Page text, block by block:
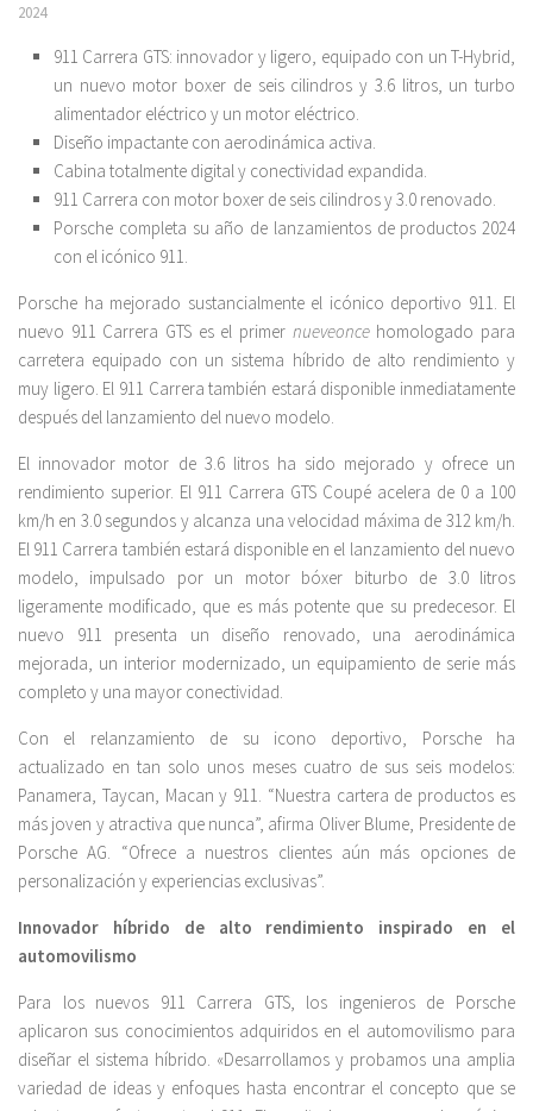
2024
911 Carrera GTS: innovador y ligero, equipado con un T-Hybrid,
un nuevo motor boxer de seis cilindros y 3.6 litros, un turbo
alimentador eléctrico y un motor eléctrico.
Diseño impactante con aerodinámica activa.
Cabina totalmente digital y conectividad expandida.
911 Carrera con motor boxer de seis cilindros y 3.0 renovado.
Porsche completa su año de lanzamientos de productos 2024
con el icónico 911.
Porsche ha mejorado sustancialmente el icónico deportivo 911. El
nuevo 911 Carrera GTS es el primer nueveoncehomologado para
carretera equipado con un sistema híbrido de alto rendimiento y
muy ligero. El 911 Carrera también estará disponible inmediatamente
después del lanzamiento del nuevo modelo.
El innovador motor de 3.6 litros ha sido mejorado y ofrece un
rendimiento superior. El 911 Carrera GTS Coupé acelera de 0 a 100
km/h en 3.0 segundos y alcanza una velocidad máxima de 312 km/h.
El 911 Carrera también estará disponible en el lanzamiento del nuevo
modelo, impulsado por un motor bóxer biturbo de 3.0 litros
ligeramente modificado, que es más potente que su predecesor. El
nuevo 911 presenta un diseño renovado, una aerodinámica
mejorada, un interior modernizado, un equipamiento de serie más
completo y una mayor conectividad.
Con el relanzamiento de su icono deportivo, Porsche ha
actualizado en tan solo unos meses cuatro de sus seis modelos:
Panamera, Taycan, Macan y 911. “Nuestra cartera de productos es
más joven y atractiva que nunca”, afirma Oliver Blume, Presidente de
Porsche AG. “Ofrece a nuestros clientes aún más opciones de
personalización y experiencias exclusivas”.
Innovador híbrido de alto rendimiento inspirado en el
automovilismo
Para los nuevos 911 Carrera GTS, los ingenieros de Porsche
aplicaron sus conocimientos adquiridos en el automovilismo para
diseñar el sistema híbrido. «Desarrollamos y probamos una amplia
variedad de ideas y enfoques hasta encontrar el concepto que se